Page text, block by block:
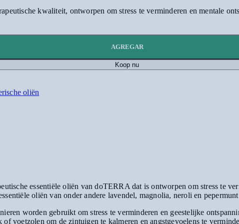
kwaliteit, ontworpen om stress te verminderen en mentale
AGREGAR
Koop nu
oliën
essentiële oliën van doTERRA dat is ontworpen om stress te
oliën van onder andere lavendel, magnolia, neroli en
worden gebruikt om stress te verminderen en geestelijke
of voetzolen om de zintuigen te kalmeren en angstgevoelens te